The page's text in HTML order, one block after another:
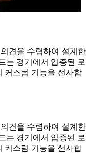
견을 수렴하여 설계한
는 경기에서 입증된 로
커스텀 기능을 선사합
견을 수렴하여 설계한
는 경기에서 입증된 로
커스텀 기능을 선사합